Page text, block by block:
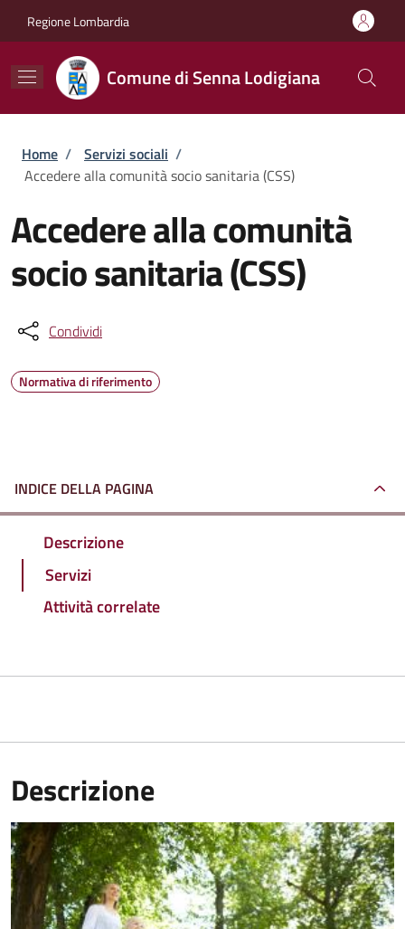
Regione Lombardia
Comune di Senna Lodigiana
Briciole di pane
Home / Servizi sociali /
Accedere alla comunità socio sanitaria (CSS)
Accedere alla comunità
socio sanitaria (CSS)
Condividi
Normativa di riferimento
INDICE DELLA PAGINA
Descrizione
Servizi
Attività correlate
Descrizione